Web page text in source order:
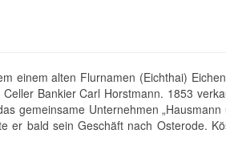
einem alten Flurnamen (Eichthai)
Bankier Carl Horstmann. 1853
gemeinsame Unternehmen „Hausmann
er bald sein Geschäft nach Osterode.